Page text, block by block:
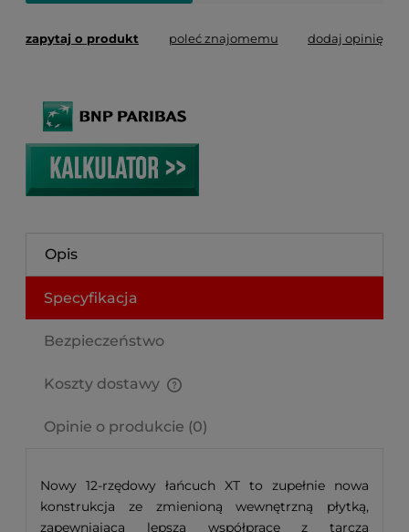
zapytaj o produkt poleć znajomemu dodaj opinię
Opis
Specyfikacja
Bezpieczeństwo
Koszty dostawy
Opinie o produkcie (0)
Nowy 12-rzędowy łańcuch XT to zupełnie nowa
konstrukcja ze zmienioną wewnętrzną płytką,
zapewniającą lepszą współpracę z tarczą